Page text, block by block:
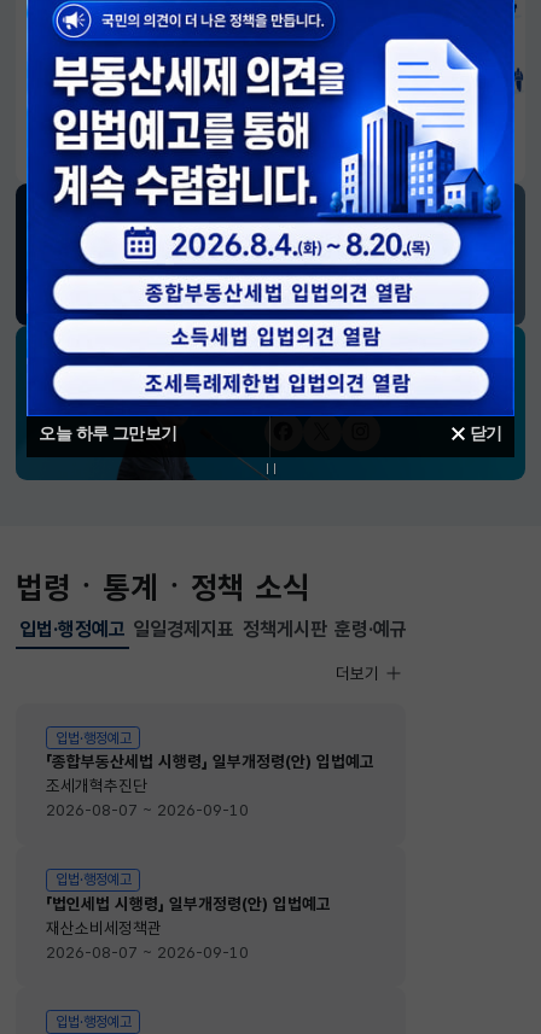
오늘 하루 그만보기 닫기
알림판
국민이 만든 대전환의 길-회복과 도약, 모두의 1년
재정경제부 SNS 소식
블로그페이스북트위터(X)유튜브인스타그램
소통하는 경제 리더 구윤철 장관의
SNS 채널
법령ㆍ통계ㆍ정책 소식
입법·행정예고
선택됨
입법·행정예고
입법·행정예고
「종합부동산세법 시행령」 일부개정령(안) 입법예고
조세개혁추진단
2026-08-07 ~ 2026-09-10
입법·행정예고
「법인세법 시행령」 일부개정령(안) 입법예고
재산소비세정책관
2026-08-07 ~ 2026-09-10
입법·행정예고
입법·행정예고
더보기
일일경제지표 정책게시판 훈령·예규